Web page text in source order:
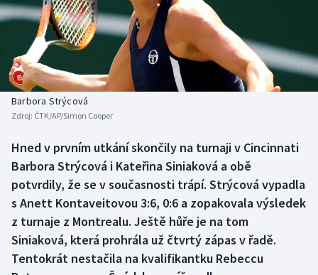
Baseball a softbal
Basketbal
Biatlon
Boby a skeleton
Box
Curling
Florbal
Soutěže
Historické návraty
Aplikace ČT sport
AZ kvíz
Barbora Strýcová
Zdroj: ČTK/AP/Simon Cooper
Hned v prvním utkání skončily na turnaji v Cincinnati
Barbora Strýcová i Kateřina Siniaková a obě
potvrdily, že se v současnosti trápí. Strýcová vypadla
s Anett Kontaveitovou 3:6, 0:6 a zopakovala výsledek
z turnaje z Montrealu. Ještě hůře je na tom
Siniaková, která prohrála už čtvrtý zápas v řadě.
Tentokrát nestačila na kvalifikantku Rebeccu